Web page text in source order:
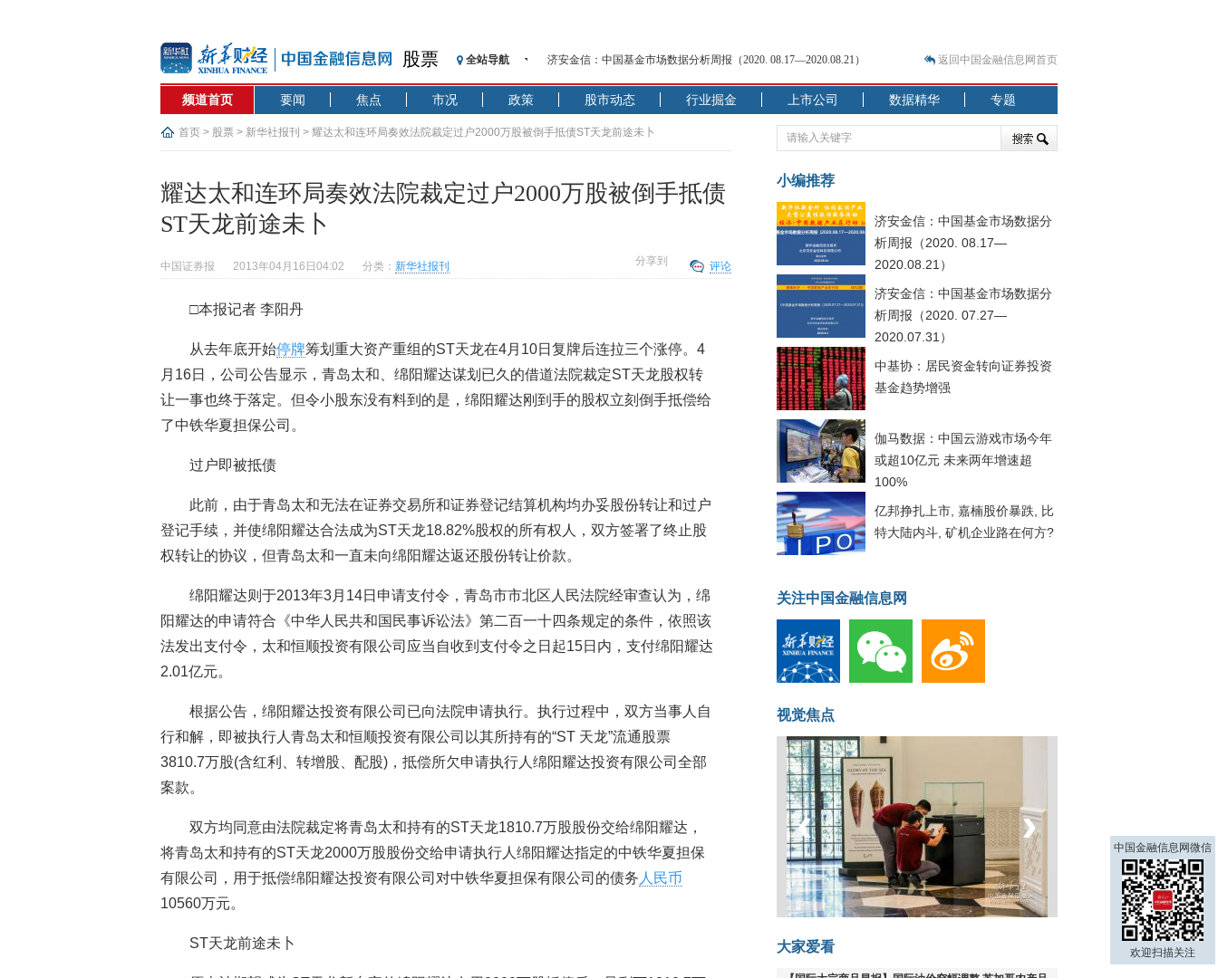
股票 全站导航
济安金信：中国基金市场数据分析周报（2020. 08.17—2020.08.21）
【见·闻】疫情下，新加坡旅游业步履维艰
记者手记：疫情下的香港零售业如何浴火重生？
【见·闻】疫情下一家香港传统零售商的转型突围之旅
济安金信：中国基金市场数据分析周报（2020. 07.27—2020.07.31）
【新华财经调查】同业存单、结构性存款玩起“跷跷板” 结构性失衡藏
在“隐秘的角落”
央行公开市场净投放300亿元 短端资金利率明显下行
沥青期货连续两日涨逾3% 沪银及两粕涨势喜人
返回中国金融信息网首页
频道首页 要闻 焦点 市况 政策 股市动态 行业掘金 上市公司 数据精华 专题
首页 > 股票 > 新华社报刊 > 耀达太和连环局奏效法院裁定过户2000万股被倒手抵债ST天龙前途未卜
耀达太和连环局奏效法院裁定过户2000万股被倒手抵债
ST天龙前途未卜
评论
分享到
中国证券报 2013年04月16日04:02 分类： 新华社报刊
□本报记者 李阳丹
从去年底开始停牌筹划重大资产重组的ST天龙在4月10日复牌后连拉三个涨停。4
月16日，公司公告显示，青岛太和、绵阳耀达谋划已久的借道法院裁定ST天龙股权转
让一事也终于落定。但令小股东没有料到的是，绵阳耀达刚到手的股权立刻倒手抵偿给
了中铁华夏担保公司。
过户即被抵债
此前，由于青岛太和无法在证券交易所和证券登记结算机构均办妥股份转让和过户
登记手续，并使绵阳耀达合法成为ST天龙18.82%股权的所有权人，双方签署了终止股
权转让的协议，但青岛太和一直未向绵阳耀达返还股份转让价款。
绵阳耀达则于2013年3月14日申请支付令，青岛市市北区人民法院经审查认为，绵
阳耀达的申请符合《中华人民共和国民事诉讼法》第二百一十四条规定的条件，依照该
法发出支付令，太和恒顺投资有限公司应当自收到支付令之日起15日内，支付绵阳耀达
2.01亿元。
根据公告，绵阳耀达投资有限公司已向法院申请执行。执行过程中，双方当事人自
行和解，即被执行人青岛太和恒顺投资有限公司以其所持有的“ST 天龙”流通股票
3810.7万股(含红利、转增股、配股)，抵偿所欠申请执行人绵阳耀达投资有限公司全部
案款。
双方均同意由法院裁定将青岛太和持有的ST天龙1810.7万股股份交给绵阳耀达，
将青岛太和持有的ST天龙2000万股股份交给申请执行人绵阳耀达指定的中铁华夏担保
有限公司，用于抵偿绵阳耀达投资有限公司对中铁华夏担保有限公司的债务 人民币
10560万元。
ST天龙前途未卜
小编推荐
济安金信：中国基金市场数据分
析周报（2020. 08.17—
2020.08.21）
济安金信：中国基金市场数据分
析周报（2020. 07.27—
2020.07.31）
中基协：居民资金转向证券投资
基金趋势增强
伽马数据：中国云游戏市场今年
或超10亿元 未来两年增速超
100%
亿邦挣扎上市, 嘉楠股价暴跌, 比
特大陆内斗, 矿机企业路在何方?
关注中国金融信息网
视觉焦点
菲律宾：防疫降级
‹ ›
大家爱看
中国金融信息网微信
欢迎扫描关注